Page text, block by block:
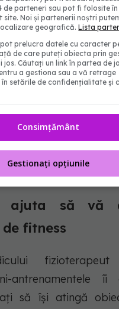
antrenamente
poate reduce
pe care unii
antrenament", spune
fitness-ul
mai
parte a zilei tale,
stresantă la sală.
ajuta să vă
fitness
fizioterapeut
antrenamentele
să își atingă
de parteneri sau pot fi folosite în
site. Noi și partenerii noștri
geografică.Lista
prelucra datele cu caracter
de care puteți obiecta prin
jos. Căutați un link în partea de
a gestiona sau a vă retrage
setările de confidențialitate și
Consimțământ
Gestionați opțiunile